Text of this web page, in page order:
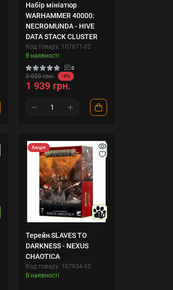
Набір мініатюр
WARHAMMER 40000:
NECROMUNDA - HIVE
DATA STACK CLUSTER
Код товару: 107671-02
В наявності
0
2 020 грн. -4%
1 939 грн.
Акція
10
Терейн SLAVES TO
DARKNESS - NEXUS
CHAOTICA
Код товару: 107934-55
В наявності